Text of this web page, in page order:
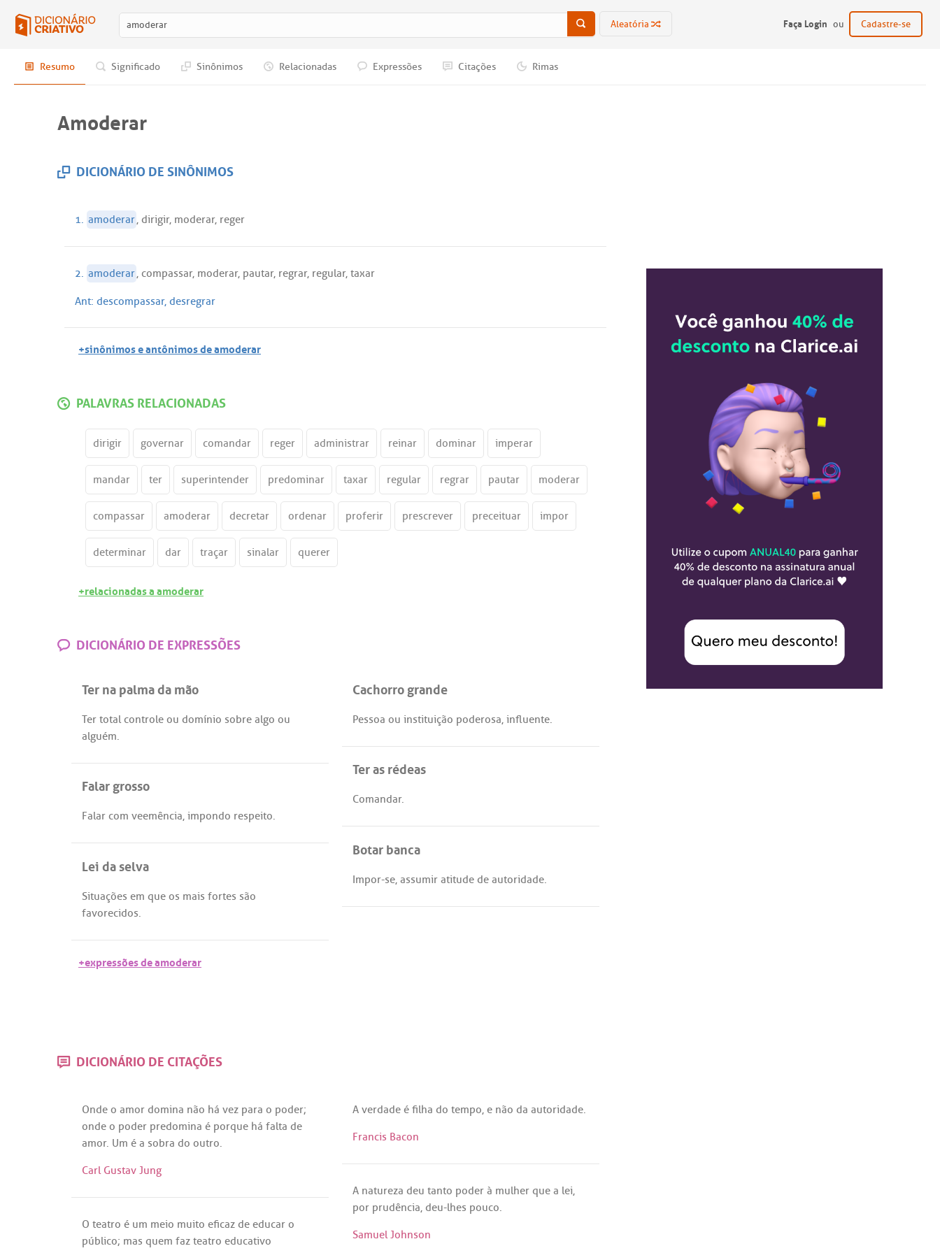
Aleatória Faça Login ou Cadastre-se
Resumo Significado Sinônimos Relacionadas Expressões Citações Rimas
Amoderar
DICIONÁRIO DE SINÔNIMOS
1. amoderar, dirigir, moderar, reger
2. amoderar, compassar, moderar, pautar, regrar, regular, taxar
Ant: descompassar, desregrar
+sinônimos e antônimos de amoderar
PALAVRAS RELACIONADAS
dirigir governar comandar reger administrar reinar dominar imperar
mandar ter superintender predominar taxar regular regrar pautar moderar
compassar amoderar decretar ordenar proferir prescrever preceituar impor
determinar dar traçar sinalar querer
+relacionadas a amoderar
DICIONÁRIO DE EXPRESSÕES
Ter na palma da mão
Ter total controle ou domínio sobre algo ou
alguém.
Cachorro grande
Pessoa ou instituição poderosa, influente.
Ter as rédeas
Comandar.
Falar grosso
Falar com veemência, impondo respeito.
Botar banca
Impor-se, assumir atitude de autoridade.
Lei da selva
Situações em que os mais fortes são
favorecidos.
+expressões de amoderar
DICIONÁRIO DE CITAÇÕES
Onde o amor domina não há vez para o poder;
onde o poder predomina é porque há falta de
amor. Um é a sobra do outro.
Carl Gustav Jung
A verdade é filha do tempo, e não da autoridade.
Francis Bacon
A natureza deu tanto poder à mulher que a lei,
por prudência, deu-lhes pouco.
Samuel Johnson
O teatro é um meio muito eficaz de educar o
público; mas quem faz teatro educativo